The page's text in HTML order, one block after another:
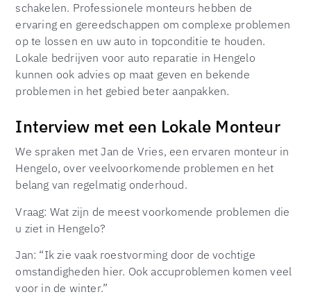
schakelen. Professionele monteurs hebben de
ervaring en gereedschappen om complexe problemen
op te lossen en uw auto in topconditie te houden.
Lokale bedrijven voor auto reparatie in Hengelo
kunnen ook advies op maat geven en bekende
problemen in het gebied beter aanpakken.
Interview met een Lokale Monteur
We spraken met Jan de Vries, een ervaren monteur in
Hengelo, over veelvoorkomende problemen en het
belang van regelmatig onderhoud.
Vraag: Wat zijn de meest voorkomende problemen die
u ziet in Hengelo?
Jan: “Ik zie vaak roestvorming door de vochtige
omstandigheden hier. Ook accuproblemen komen veel
voor in de winter.”